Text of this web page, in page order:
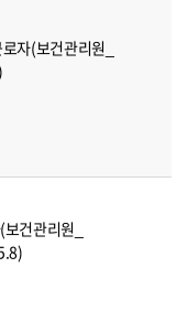
자(보건관리원_
건관리원_